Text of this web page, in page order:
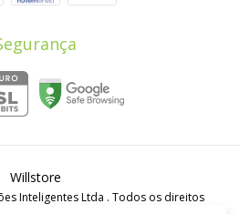
Willstore
Inteligentes Ltda . Todos os direitos